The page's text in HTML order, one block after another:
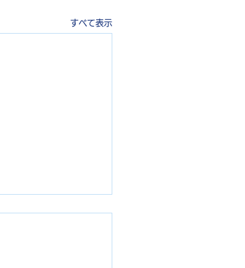
すべて表示